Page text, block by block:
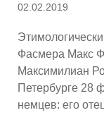
Posted
02.02.2019
Фасмера Макс
Максимилиан
Петербурге 28
немцев: его